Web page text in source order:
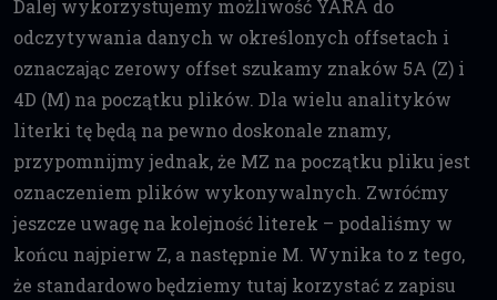
Dalej wykorzystujemy możliwość YARA do
odczytywania danych w określonych offsetach i
oznaczając zerowy offset szukamy znaków 5A (Z) i
4D (M) na początku plików. Dla wielu analityków
literki tę będą na pewno doskonale znamy,
przypomnijmy jednak, że MZ na początku pliku jest
oznaczeniem plików wykonywalnych. Zwróćmy
jeszcze uwagę na kolejność literek – podaliśmy w
końcu najpierw Z, a następnie M. Wynika to z tego,
że standardowo będziemy tutaj korzystać z zapisu